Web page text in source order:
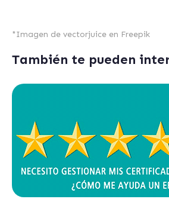
*Imagen de vectorjuice en Freepik
También te pueden